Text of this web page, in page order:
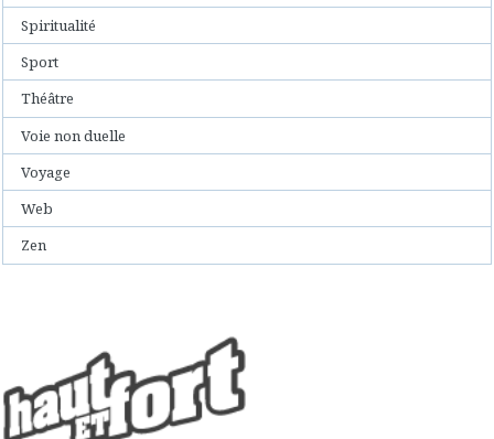
Spiritualité
Sport
Théâtre
Voie non duelle
Voyage
Web
Zen